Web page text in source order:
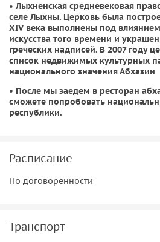
•Лыхненская средневековая
селе Лыхны. Церковь была
XIV века выполнены под
искусства того времени и
греческих надписей. В 2007 году
список недвижимых культурных
национального значения Абхазии
• После мы заедем в ресторан
сможете попробовать
республики.
Расписание
По договоренности
Транспорт